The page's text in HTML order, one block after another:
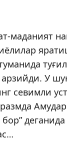
маданият
У
севимли